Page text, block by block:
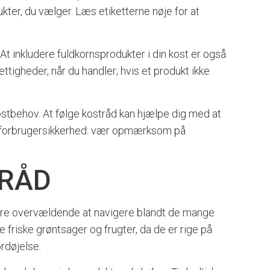
du vælger. Læs etiketterne nøje for at
inkludere fuldkornsprodukter i din kost er også
når du handler; hvis et produkt ikke
At følge kostråd kan hjælpe dig med at
vær opmærksom på
overvældende at navigere blandt de mange
grøntsager og frugter, da de er rige på